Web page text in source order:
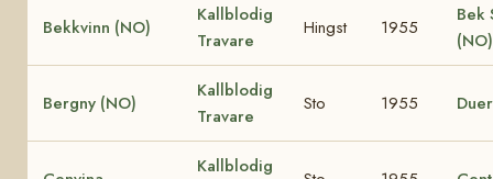
Bekkvinn (NO)
Kallblodig
Travare
Hingst 1955
Bek
Bergny (NO)
Kallblodig
Travare
Sto 1955
Kallblodig